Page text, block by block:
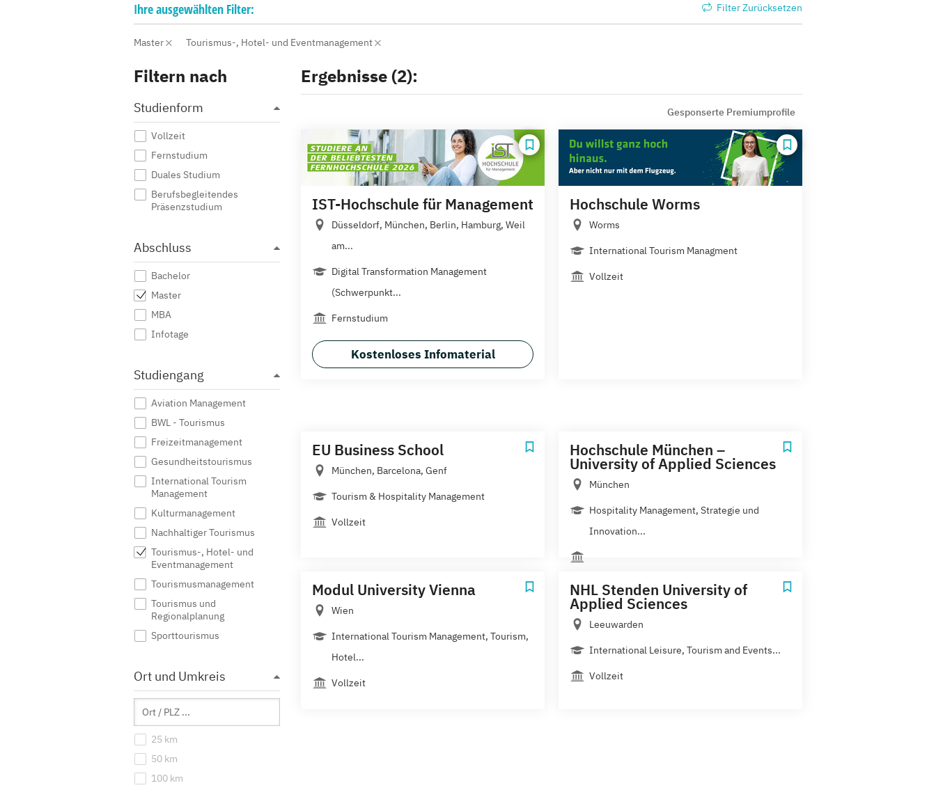
Ihreausgewählten Filter: Filter Zurücksetzen
Master Tourismus-, Hotel- und Eventmanagement
Filtern nach
Studienform
Vollzeit
Fernstudium
Duales Studium
Berufsbegleitendes
Präsenzstudium
Abschluss
Bachelor
Master
MBA
Infotage
Studiengang
Aviation Management
BWL - Tourismus
Freizeitmanagement
Gesundheitstourismus
International Tourism
Management
Kulturmanagement
Nachhaltiger Tourismus
Tourismus-, Hotel- und
Eventmanagement
Tourismusmanagement
Tourismus und
Regionalplanung
Sporttourismus
Ort und Umkreis
25 km
50 km
100 km
Ergebnisse (2):
Gesponserte Premiumprofile
IST-Hochschule für Management
Düsseldorf, München, Berlin, Hamburg, Weil
am...
Digital Transformation Management
(Schwerpunkt...
Fernstudium
Kostenloses Infomaterial
Hochschule Worms
Worms
International Tourism Managment
Vollzeit
EU Business School
München, Barcelona, Genf
Tourism & Hospitality Management
Vollzeit
Hochschule München –
University of Applied Sciences
München
Hospitality Management, Strategie und
Innovation...
Modul University Vienna
Wien
International Tourism Management, Tourism,
Hotel...
Vollzeit
NHL Stenden University of
Applied Sciences
Leeuwarden
International Leisure, Tourism and Events...
Vollzeit